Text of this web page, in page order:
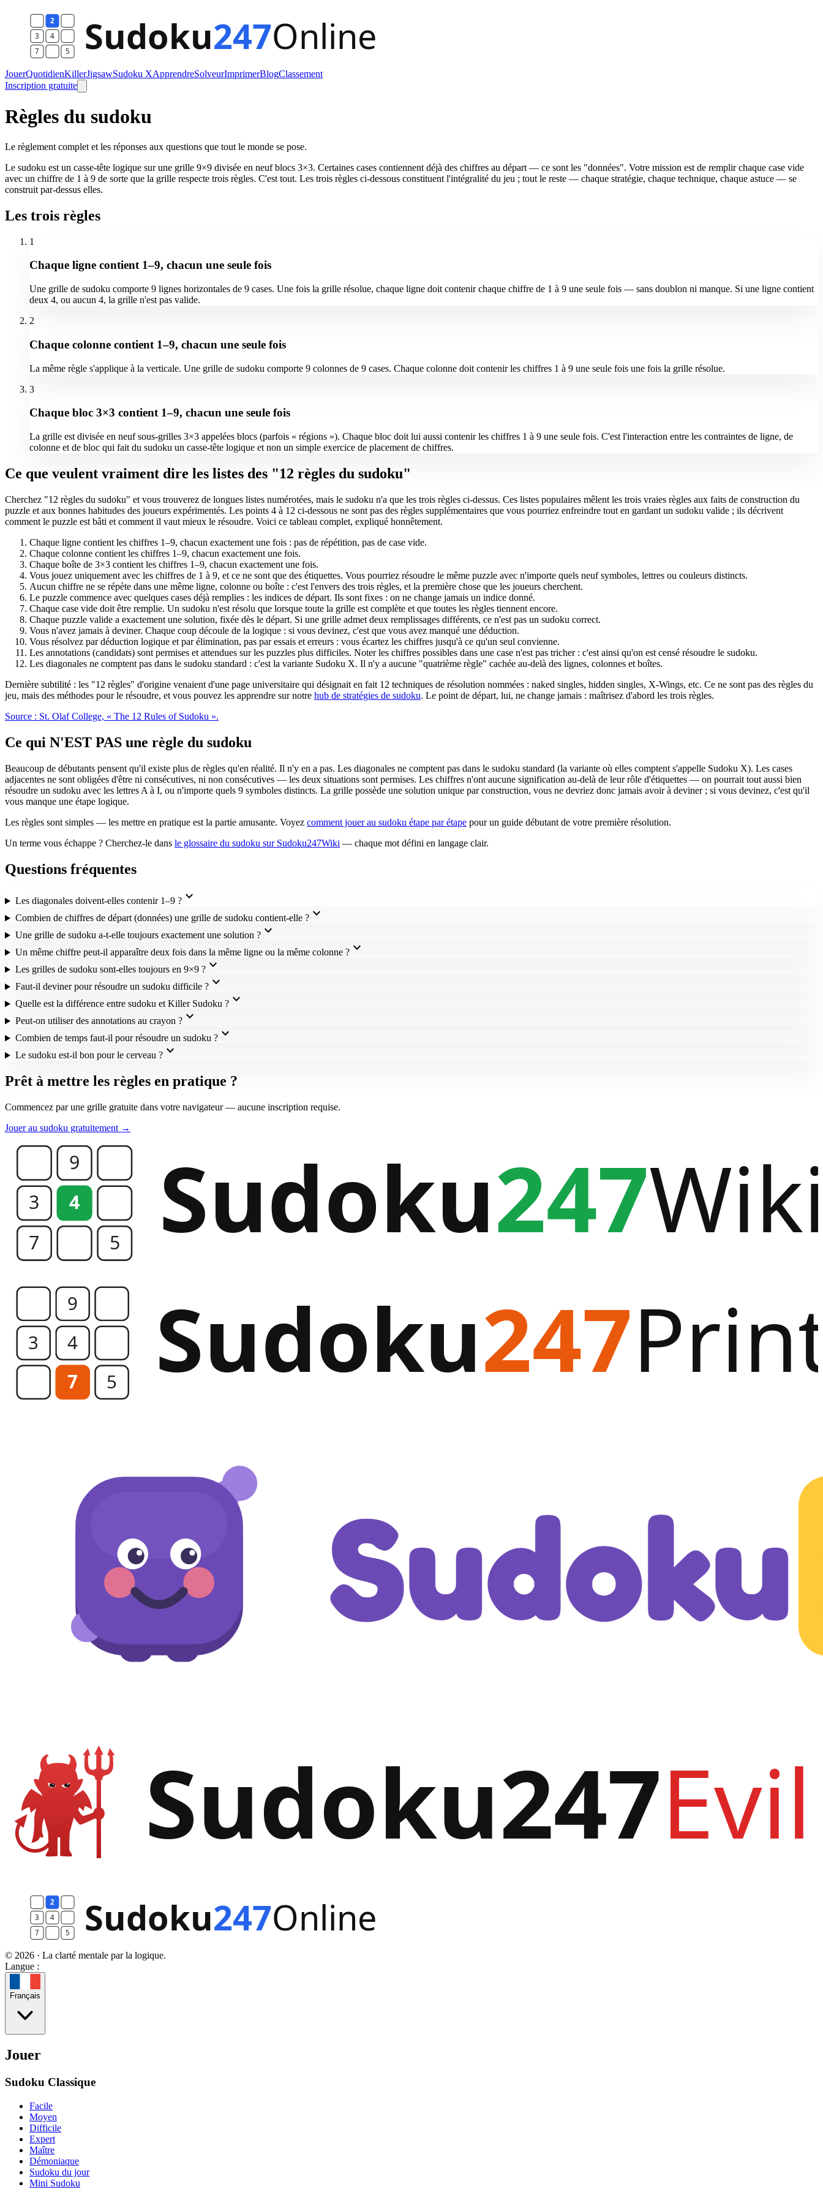
JouerQuotidienKillerJigsawSudoku XApprendreSolveurImprimerBlogClassement
Inscription gratuite
Règles du sudoku
Le règlement complet et les réponses aux questions que tout le monde se pose.
Le sudoku est un casse-tête logique sur une grille 9×9 divisée en neuf blocs 3×3. Certaines cases contiennent déjà des chiffres au départ — ce sont les "données". Votre mission est de remplir chaque case vide
avec un chiffre de 1 à 9 de sorte que la grille respecte trois règles. C'est tout. Les trois règles ci-dessous constituent l'intégralité du jeu ; tout le reste — chaque stratégie, chaque technique, chaque astuce — se
construit par-dessus elles.
Les trois règles
1
Chaque ligne contient 1–9, chacun une seule fois
Une grille de sudoku comporte 9 lignes horizontales de 9 cases. Une fois la grille résolue, chaque ligne doit contenir chaque chiffre de 1 à 9 une seule fois — sans doublon ni manque. Si une ligne contient
deux 4, ou aucun 4, la grille n'est pas valide.
2
Chaque colonne contient 1–9, chacun une seule fois
La même règle s'applique à la verticale. Une grille de sudoku comporte 9 colonnes de 9 cases. Chaque colonne doit contenir les chiffres 1 à 9 une seule fois une fois la grille résolue.
3
Chaque bloc 3×3 contient 1–9, chacun une seule fois
La grille est divisée en neuf sous-grilles 3×3 appelées blocs (parfois « régions »). Chaque bloc doit lui aussi contenir les chiffres 1 à 9 une seule fois. C'est l'interaction entre les contraintes de ligne, de
colonne et de bloc qui fait du sudoku un casse-tête logique et non un simple exercice de placement de chiffres.
Ce que veulent vraiment dire les listes des "12 règles du sudoku"
Cherchez "12 règles du sudoku" et vous trouverez de longues listes numérotées, mais le sudoku n'a que les trois règles ci-dessus. Ces listes populaires mêlent les trois vraies règles aux faits de construction du
puzzle et aux bonnes habitudes des joueurs expérimentés. Les points 4 à 12 ci-dessous ne sont pas des règles supplémentaires que vous pourriez enfreindre tout en gardant un sudoku valide ; ils décrivent
comment le puzzle est bâti et comment il vaut mieux le résoudre. Voici ce tableau complet, expliqué honnêtement.
Chaque ligne contient les chiffres 1–9, chacun exactement une fois : pas de répétition, pas de case vide.
Chaque colonne contient les chiffres 1–9, chacun exactement une fois.
Chaque boîte de 3×3 contient les chiffres 1–9, chacun exactement une fois.
Vous jouez uniquement avec les chiffres de 1 à 9, et ce ne sont que des étiquettes. Vous pourriez résoudre le même puzzle avec n'importe quels neuf symboles, lettres ou couleurs distincts.
Aucun chiffre ne se répète dans une même ligne, colonne ou boîte : c'est l'envers des trois règles, et la première chose que les joueurs cherchent.
Le puzzle commence avec quelques cases déjà remplies : les indices de départ. Ils sont fixes : on ne change jamais un indice donné.
Chaque case vide doit être remplie. Un sudoku n'est résolu que lorsque toute la grille est complète et que toutes les règles tiennent encore.
Chaque puzzle valide a exactement une solution, fixée dès le départ. Si une grille admet deux remplissages différents, ce n'est pas un sudoku correct.
Vous n'avez jamais à deviner. Chaque coup découle de la logique : si vous devinez, c'est que vous avez manqué une déduction.
Vous résolvez par déduction logique et par élimination, pas par essais et erreurs : vous écartez les chiffres jusqu'à ce qu'un seul convienne.
Les annotations (candidats) sont permises et attendues sur les puzzles plus difficiles. Noter les chiffres possibles dans une case n'est pas tricher : c'est ainsi qu'on est censé résoudre le sudoku.
Les diagonales ne comptent pas dans le sudoku standard : c'est la variante Sudoku X. Il n'y a aucune "quatrième règle" cachée au-delà des lignes, colonnes et boîtes.
Dernière subtilité : les "12 règles" d'origine venaient d'une page universitaire qui désignait en fait 12 techniques de résolution nommées : naked singles, hidden singles, X-Wings, etc. Ce ne sont pas des règles du
jeu, mais des méthodes pour le résoudre, et vous pouvez les apprendre sur notre hub de stratégies de sudoku. Le point de départ, lui, ne change jamais : maîtrisez d'abord les trois règles.
Source : St. Olaf College, « The 12 Rules of Sudoku ».
Ce qui N'EST PAS une règle du sudoku
Beaucoup de débutants pensent qu'il existe plus de règles qu'en réalité. Il n'y en a pas. Les diagonales ne comptent pas dans le sudoku standard (la variante où elles comptent s'appelle Sudoku X). Les cases
adjacentes ne sont obligées d'être ni consécutives, ni non consécutives — les deux situations sont permises. Les chiffres n'ont aucune signification au-delà de leur rôle d'étiquettes — on pourrait tout aussi bien
résoudre un sudoku avec les lettres A à I, ou n'importe quels 9 symboles distincts. La grille possède une solution unique par construction, vous ne devriez donc jamais avoir à deviner ; si vous devinez, c'est qu'il
vous manque une étape logique.
Les règles sont simples — les mettre en pratique est la partie amusante. Voyez comment jouer au sudoku étape par étape pour un guide débutant de votre première résolution.
Un terme vous échappe ? Cherchez-le dans le glossaire du sudoku sur Sudoku247Wiki — chaque mot défini en langage clair.
Questions fréquentes
Les diagonales doivent-elles contenir 1–9 ?expand_more
Combien de chiffres de départ (données) une grille de sudoku contient-elle ?expand_more
Une grille de sudoku a-t-elle toujours exactement une solution ?expand_more
Un même chiffre peut-il apparaître deux fois dans la même ligne ou la même colonne ?expand_more
Les grilles de sudoku sont-elles toujours en 9×9 ?expand_more
Faut-il deviner pour résoudre un sudoku difficile ?expand_more
Quelle est la différence entre sudoku et Killer Sudoku ?expand_more
Peut-on utiliser des annotations au crayon ?expand_more
Combien de temps faut-il pour résoudre un sudoku ?expand_more
Le sudoku est-il bon pour le cerveau ?expand_more
Prêt à mettre les règles en pratique ?
Commencez par une grille gratuite dans votre navigateur — aucune inscription requise.
Jouer au sudoku gratuitement →
© 2026 · La clarté mentale par la logique.
Langue :
Français
Jouer
Sudoku Classique
Facile
Moyen
Difficile
Expert
Maître
Démoniaque
Sudoku du jour
Mini Sudoku